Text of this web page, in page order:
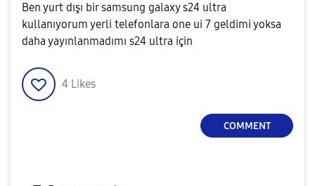
Ben yurt dışı bir samsung galaxy s24 ultra
kullanıyorum yerli telefonlara one ui 7 geldimi yoksa
daha yayınlanmadımı s24 ultra için
4 Likes
COMMENT